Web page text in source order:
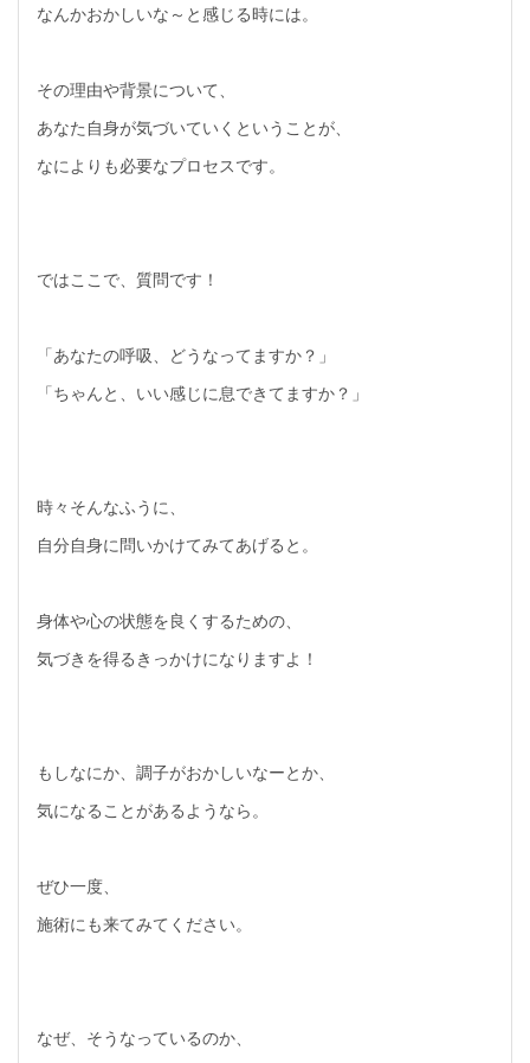
なんかおかしいな～と感じる時には。
その理由や背景について、
あなた自身が気づいていくということが、
なによりも必要なプロセスです。
ではここで、質問です！
「あなたの呼吸、どうなってますか？」
「ちゃんと、いい感じに息できてますか？」
時々そんなふうに、
自分自身に問いかけてみてあげると。
身体や心の状態を良くするための、
気づきを得るきっかけになりますよ！
もしなにか、調子がおかしいなーとか、
気になることがあるようなら。
ぜひ一度、
施術にも来てみてください。
なぜ、そうなっているのか、